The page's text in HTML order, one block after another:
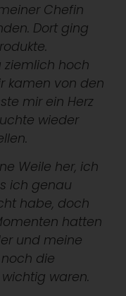
Chefin
Dort ging
ziemlich hoch
kamen von den
mir ein Herz
wieder
Weile her, ich
ich genau
habe, doch
hatten
und meine
die
waren.